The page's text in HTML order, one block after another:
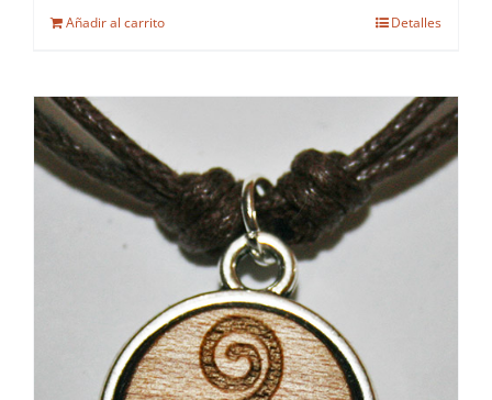
Añadir al carrito Detalles